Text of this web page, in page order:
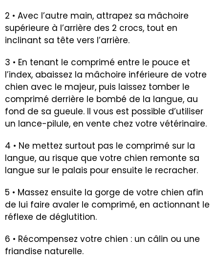
2 • Avec l’autre main, attrapez sa mâchoire
supérieure à l’arrière des 2 crocs, tout en
inclinant sa tête vers l’arrière.
3 • En tenant le comprimé entre le pouce et
l’index, abaissez la mâchoire inférieure de votre
chien avec le majeur, puis laissez tomber le
comprimé derrière le bombé de la langue, au
fond de sa gueule. Il vous est possible d’utiliser
un lance-pilule, en vente chez votre vétérinaire.
4 • Ne mettez surtout pas le comprimé sur la
langue, au risque que votre chien remonte sa
langue sur le palais pour ensuite le recracher.
5 • Massez ensuite la gorge de votre chien afin
de lui faire avaler le comprimé, en actionnant le
réflexe de déglutition.
6 • Récompensez votre chien : un câlin ou une
friandise naturelle.